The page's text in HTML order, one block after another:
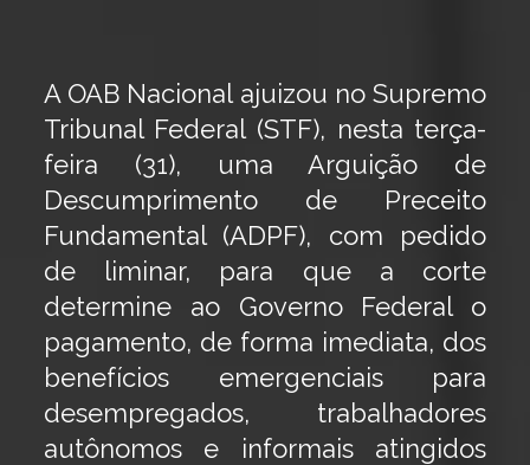
A OAB Nacional ajuizou no Supremo
Tribunal Federal (STF), nesta terça-
feira (31), uma Arguição de
Descumprimento de Preceito
Fundamental (ADPF), com pedido
de liminar, para que a corte
determine ao Governo Federal o
pagamento, de forma imediata, dos
benefícios emergenciais para
desempregados, trabalhadores
autônomos e informais atingidos